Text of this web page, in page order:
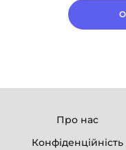
Про нас
Конфіденційність